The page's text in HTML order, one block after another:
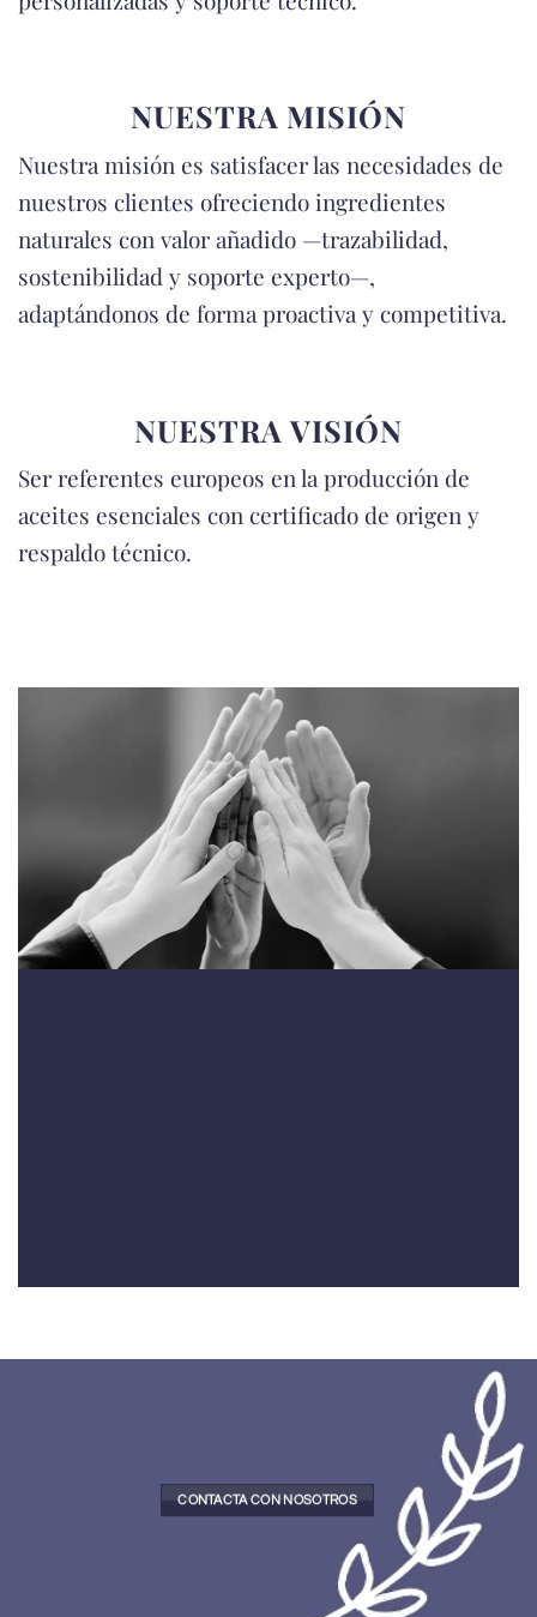
NUESTRA MISIÓN
Nuestra misión es satisfacer las necesidades de
nuestros clientes ofreciendo ingredientes
naturales con valor añadido —trazabilidad,
sostenibilidad y soporte experto—,
adaptándonos de forma proactiva y competitiva.
NUESTRA VISIÓN
Ser referentes europeos en la producción de
aceites esenciales con certificado de origen y
respaldo técnico.
CONTACTA CON NOSOTROS